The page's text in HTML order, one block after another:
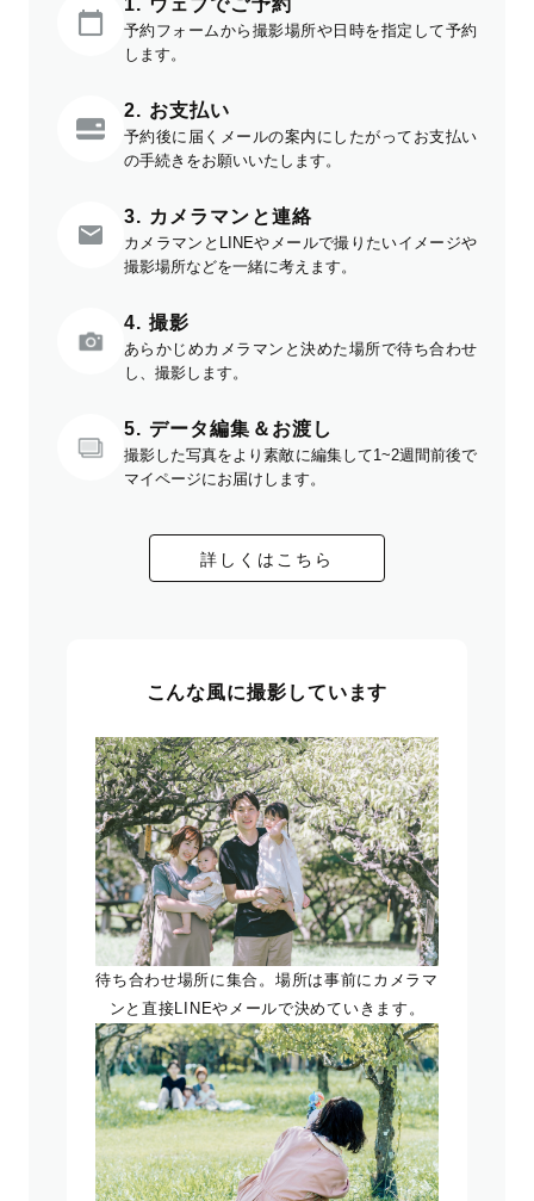
1. ウェブでご予約
予約フォームから撮影場所や日時を指定して予約
します。
2. お支払い
予約後に届くメールの案内にしたがってお支払い
の手続きをお願いいたします。
3. カメラマンと連絡
カメラマンとLINEやメールで撮りたいイメージや
撮影場所などを一緒に考えます。
4. 撮影
あらかじめカメラマンと決めた場所で待ち合わせ
し、撮影します。
5. データ編集＆お渡し
撮影した写真をより素敵に編集して1~2週間前後で
マイページにお届けします。
詳しくはこちら
こんな風に撮影しています
待ち合わせ場所に集合。場所は事前にカメラマ
ンと直接LINEやメールで決めていきます。